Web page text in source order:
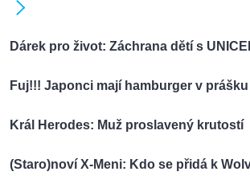
Dárek pro život: Záchrana dětí s
Fuj!!! Japonci mají hamburger v prášku
Král Herodes: Muž proslavený krutostí
(Staro)noví X-Meni: Kdo se přidá k